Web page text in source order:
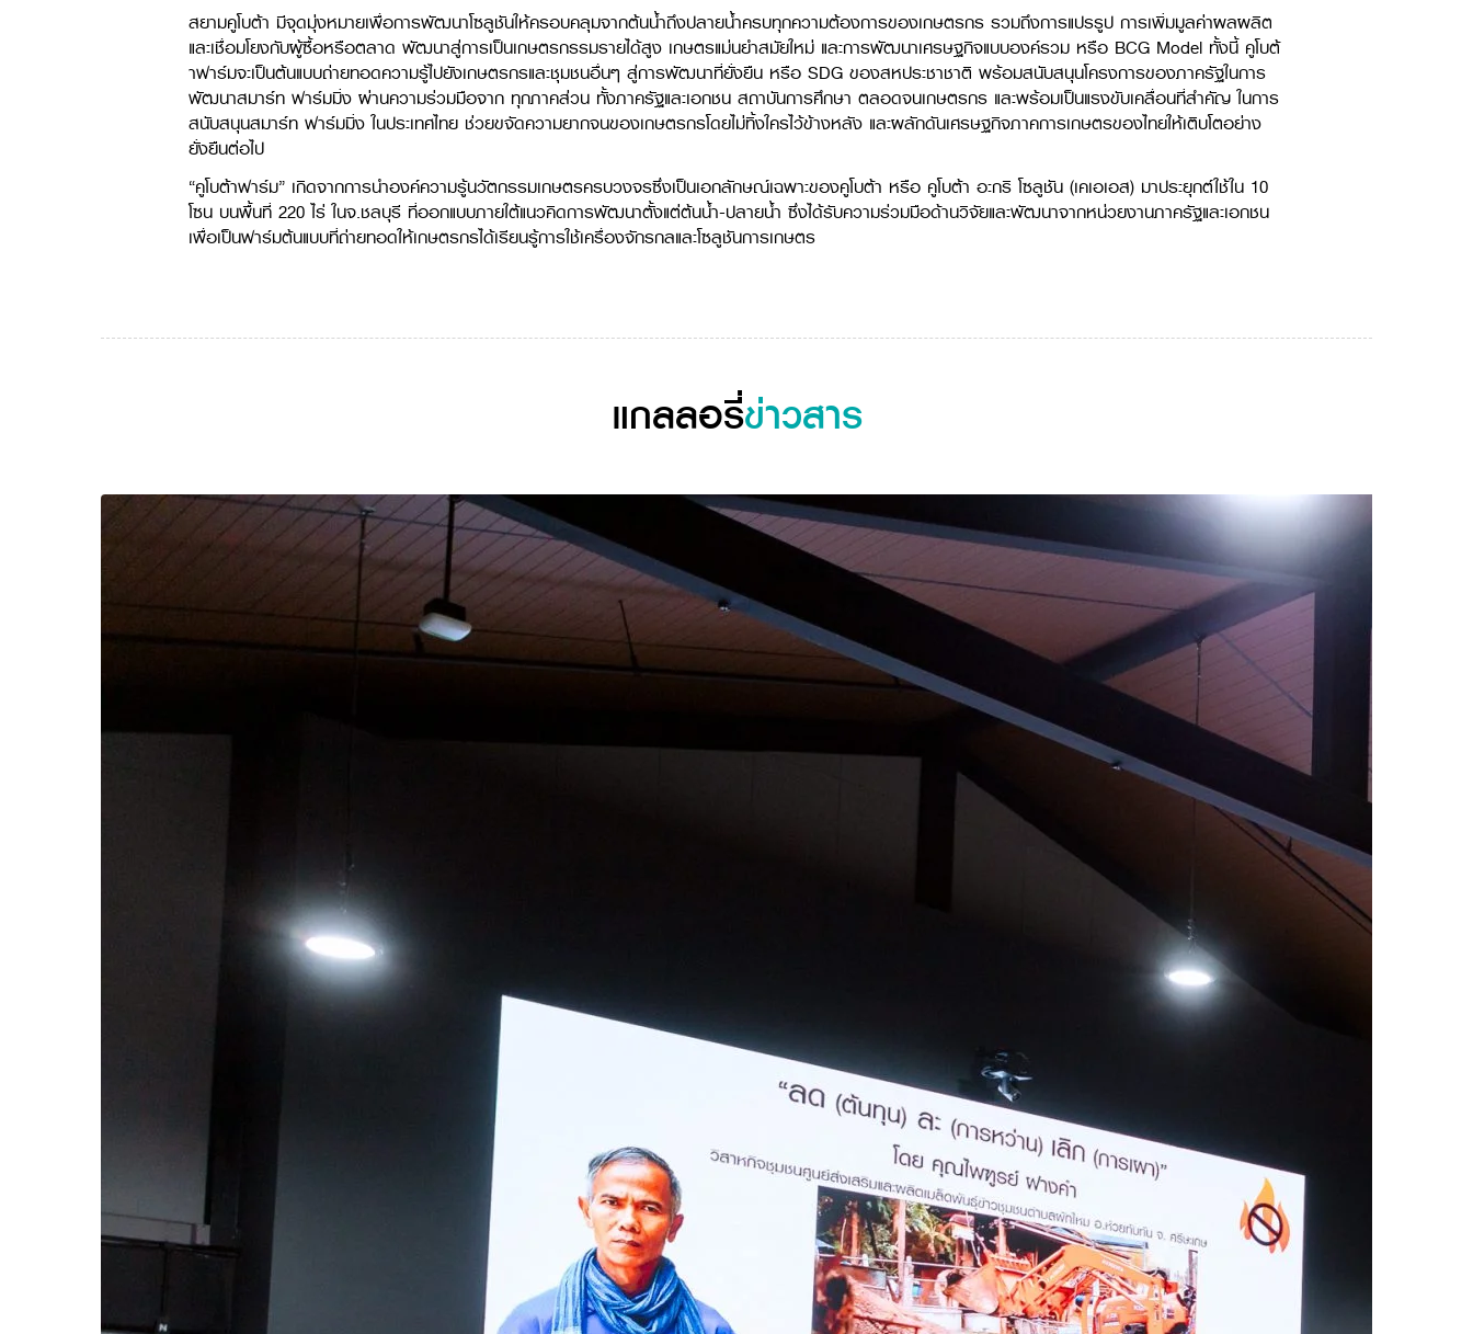
สยามคูโบต้า มีจุดมุ่งหมายเพื่อการพัฒนาโซลูชันให้ครอบคลุมจากต้นน้ำถึงปลายน้ำครบทุกความต้องการของเกษตรกร รวมถึงการแปรรูป การเพิ่มมูลค่าผลผลิต
และเชื่อมโยงกับผู้ซื้อหรือตลาด​ พัฒนาสู่การเป็นเกษตรกรรมรายได้สูง เกษตรแม่นยำสมัยใหม่ และการพัฒนาเศรษฐกิจแบบองค์รวม หรือ BCG Model ทั้งนี้ คูโบต้
าฟาร์มจะเป็นต้นแบบถ่ายทอดความรู้ไปยังเกษตรกรและชุมชนอื่นๆ สู่การพัฒนาที่ยั่งยืน หรือ SDG ของสหประชาชาติ พร้อมสนับสนุนโครงการของภาครัฐในการ
พัฒนาสมาร์ท ฟาร์มมิ่ง ผ่านความร่วมมือจาก ทุกภาคส่วน ทั้งภาครัฐและเอกชน สถาบันการศึกษา ตลอดจนเกษตรกร และพร้อมเป็นแรงขับเคลื่อนที่สำคัญ ในการ
สนับสนุนสมาร์ท ฟาร์มมิ่ง ในประเทศไทย ช่วยขจัดความยากจนของเกษตรกรโดยไม่ทิ้งใครไว้ข้างหลัง และผลักดันเศรษฐกิจภาคการเกษตรของไทยให้เติบโตอย่าง
ยั่งยืนต่อไป
“คูโบต้าฟาร์ม” เกิดจากการนำองค์ความรู้นวัตกรรมเกษตรครบวงจรซึ่งเป็นเอกลักษณ์เฉพาะของคูโบต้า หรือ คูโบต้า อะกริ โซลูชัน (เคเอเอส) มาประยุกต์ใช้ใน 10
โซน บนพื้นที่ 220 ไร่ ในจ.ชลบุรี ที่ออกแบบภายใต้แนวคิดการพัฒนาตั้งแต่ต้นน้ำ-ปลายน้ำ ซึ่งได้รับความร่วมมือด้านวิจัยและพัฒนาจากหน่วยงานภาครัฐและเอกชน
เพื่อเป็นฟาร์มต้นแบบที่ถ่ายทอดให้เกษตรกรได้เรียนรู้การใช้เครื่องจักรกลและโซลูชันการเกษตร
แกลลอรี่ข่าวสาร